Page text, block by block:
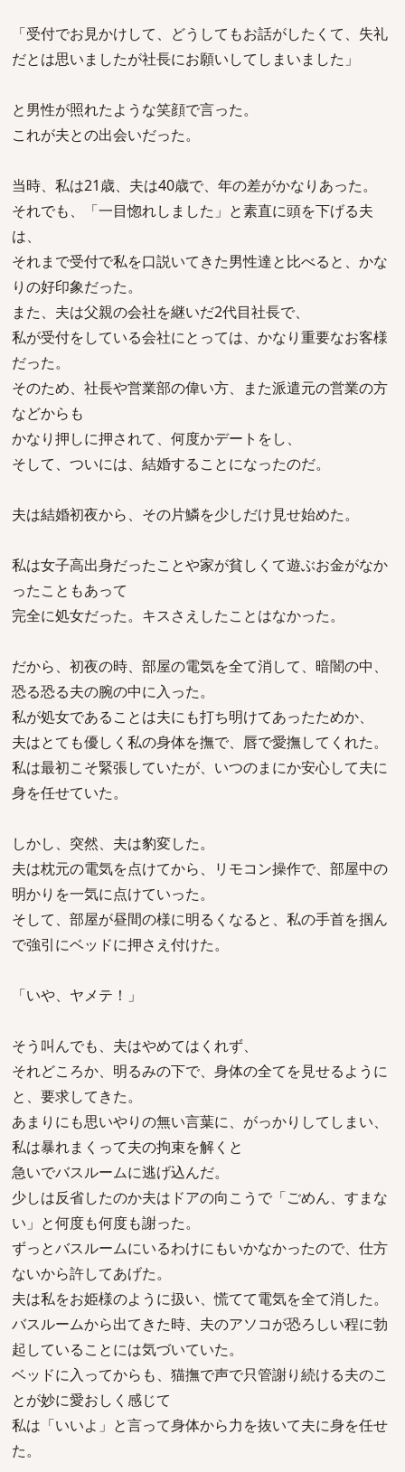
「受付でお見かけして、どうしてもお話がしたくて、失礼
だとは思いましたが社長にお願いしてしまいました」
と男性が照れたような笑顔で言った。
これが夫との出会いだった。
当時、私は21歳、夫は40歳で、年の差がかなりあった。
それでも、「一目惚れしました」と素直に頭を下げる夫
は、
それまで受付で私を口説いてきた男性達と比べると、かな
りの好印象だった。
また、夫は父親の会社を継いだ2代目社長で、
私が受付をしている会社にとっては、かなり重要なお客様
だった。
そのため、社長や営業部の偉い方、また派遣元の営業の方
などからも
かなり押しに押されて、何度かデートをし、
そして、ついには、結婚することになったのだ。
夫は結婚初夜から、その片鱗を少しだけ見せ始めた。
私は女子高出身だったことや家が貧しくて遊ぶお金がなか
ったこともあって
完全に処女だった。キスさえしたことはなかった。
だから、初夜の時、部屋の電気を全て消して、暗闇の中、
恐る恐る夫の腕の中に入った。
私が処女であることは夫にも打ち明けてあったためか、
夫はとても優しく私の身体を撫で、唇で愛撫してくれた。
私は最初こそ緊張していたが、いつのまにか安心して夫に
身を任せていた。
しかし、突然、夫は豹変した。
夫は枕元の電気を点けてから、リモコン操作で、部屋中の
明かりを一気に点けていった。
そして、部屋が昼間の様に明るくなると、私の手首を掴ん
で強引にベッドに押さえ付けた。
「いや、ヤメテ！」
そう叫んでも、夫はやめてはくれず、
それどころか、明るみの下で、身体の全てを見せるように
と、要求してきた。
あまりにも思いやりの無い言葉に、がっかりしてしまい、
私は暴れまくって夫の拘束を解くと
急いでバスルームに逃げ込んだ。
少しは反省したのか夫はドアの向こうで「ごめん、すまな
い」と何度も何度も謝った。
ずっとバスルームにいるわけにもいかなかったので、仕方
ないから許してあげた。
夫は私をお姫様のように扱い、慌てて電気を全て消した。
バスルームから出てきた時、夫のアソコが恐ろしい程に勃
起していることには気づいていた。
ベッドに入ってからも、猫撫で声で只管謝り続ける夫のこ
とが妙に愛おしく感じて
私は「いいよ」と言って身体から力を抜いて夫に身を任せ
た。